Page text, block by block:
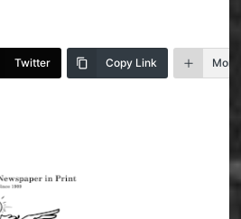
Twitter Copy Link More